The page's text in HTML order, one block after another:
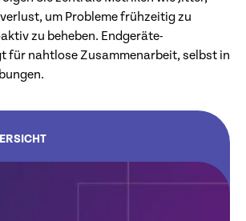
um Probleme frühzeitig zu
zu beheben. Endgeräte-
für nahtlose Zusammenarbeit, selbst in